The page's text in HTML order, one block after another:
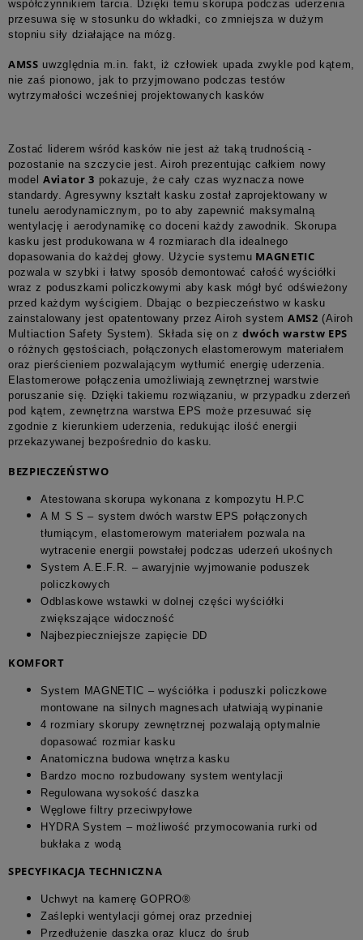
współczynnikiem tarcia. Dzięki temu skorupa podczas uderzenia
przesuwa się w stosunku do wkładki, co zmniejsza w dużym
stopniu siły działające na mózg.
AMSS uwzględnia m.in. fakt, iż człowiek upada zwykle pod kątem,
nie zaś pionowo, jak to przyjmowano podczas testów
wytrzymałości wcześniej projektowanych kasków
Zostać liderem wśród kasków nie jest aż taką trudnością -
pozostanie na szczycie jest. Airoh prezentując całkiem nowy
modelAviator 3 pokazuje, że cały czas wyznacza nowe
standardy. Agresywny kształt kasku został zaprojektowany w
tunelu aerodynamicznym, po to aby zapewnić maksymalną
wentylację i aerodynamikę co doceni każdy zawodnik. Skorupa
kasku jest produkowana w 4 rozmiarach dla idealnego
dopasowania do każdej głowy. Użycie systemu MAGNETIC
pozwala w szybki i łatwy sposób demontować całość wyściółki
wraz z poduszkami policzkowymi aby kask mógł być odświeżony
przed każdym wyścigiem. Dbając o bezpieczeństwo w kasku
zainstalowany jest opatentowany przez Airoh system AMS2 (Airoh
Multiaction Safety System). Składa się on zdwóch warstw EPS
o różnych gęstościach, połączonych elastomerowym materiałem
oraz pierścieniem pozwalającym wytłumić energię uderzenia.
Elastomerowe połączenia umożliwiają zewnętrznej warstwie
poruszanie się. Dzięki takiemu rozwiązaniu, w przypadku zderzeń
pod kątem, zewnętrzna warstwa EPS może przesuwać się
zgodnie z kierunkiem uderzenia, redukując ilość energii
przekazywanej bezpośrednio do kasku.
BEZPIECZEŃSTWO
Atestowana skorupa wykonana z kompozytu H.P.C
A M S S – system dwóch warstw EPS połączonych
tłumiącym, elastomerowym materiałem pozwala na
wytracenie energii powstałej podczas uderzeń ukośnych
System A.E.F.R. – awaryjnie wyjmowanie poduszek
policzkowych
Odblaskowe wstawki w dolnej części wyściółki
zwiększające widoczność
Najbezpieczniejsze zapięcie DD
KOMFORT
System MAGNETIC – wyściółka i poduszki policzkowe
montowane na silnych magnesach ułatwiają wypinanie
4 rozmiary skorupy zewnętrznej pozwalają optymalnie
dopasować rozmiar kasku
Anatomiczna budowa wnętrza kasku
Bardzo mocno rozbudowany system wentylacji
Regulowana wysokość daszka
Węglowe filtry przeciwpyłowe
HYDRA System – możliwość przymocowania rurki od
bukłaka z wodą
SPECYFIKACJA TECHNICZNA
Uchwyt na kamerę GOPRO®
Zaślepki wentylacji górnej oraz przedniej
Przedłużenie daszka oraz klucz do śrub